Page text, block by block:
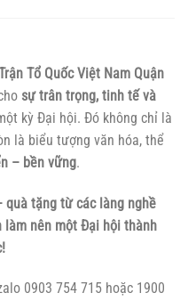
Tổ Quốc Việt Nam Quận
sự trân trọng, tinh tế và
kỳ Đại hội. Đó không chỉ là
là biểu tượng văn hóa, thể
– bền vững.
quà tặng từ các làng nghề
làm nên một Đại hội thành
0903 754 715 hoặc 1900